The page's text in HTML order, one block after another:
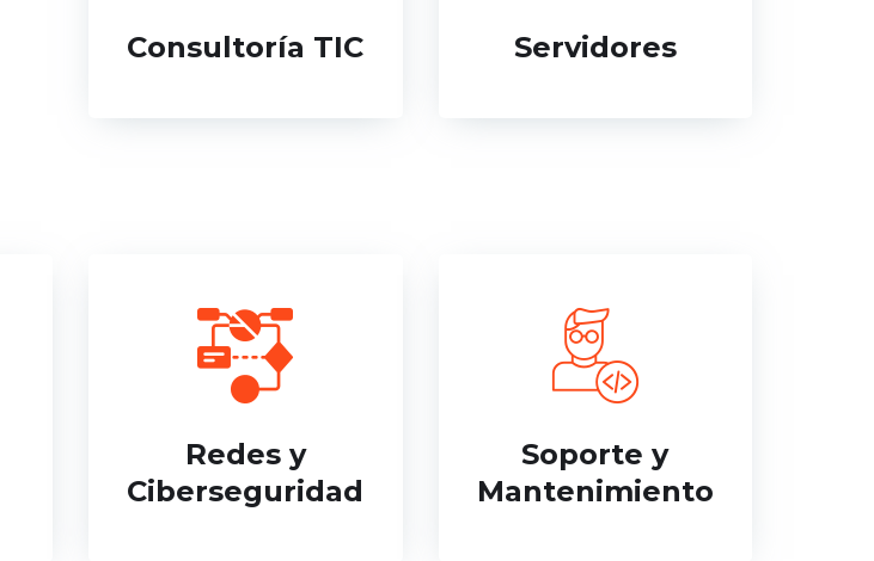
Consultoría TIC Servidores
Redes y
Ciberseguridad
Soporte y
Mantenimiento